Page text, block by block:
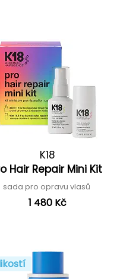
K18
Hair Repair Mini Kit
sada pro opravu vlasů
1 480 Kč